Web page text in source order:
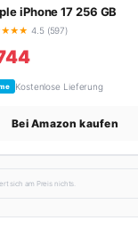
iPhone 17 256 GB
★★★ 4.5 (597)
Kostenlose Lieferung
Bei Amazon kaufen
sich am Preis nichts.